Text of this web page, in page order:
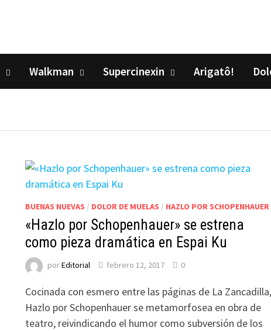
Walkman Supercinexin Arigatô!
BUENAS NUEVAS / DOLOR DE MUELAS / HAZLO POR SCHOPENHAUER
«Hazlo por Schopenhauer» se estrena
como pieza dramática en Espai Ku
porEditorial febrero 12, 2017 0
Cocinada con esmero entre las páginas de La Zancadilla,
Hazlo por Schopenhauer se metamorfosea en obra de
teatro, reivindicando el humor como subversión de los